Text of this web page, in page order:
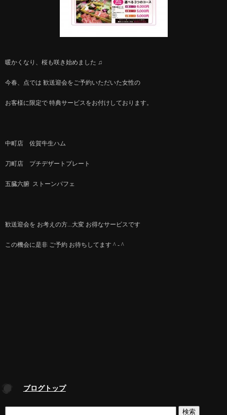
暖かくなり、桜も咲き始めました ♫
今春、点では 歓送迎会をご予約いただいた女性の
お客様に限定で 特典サービスをお付けしております。
中町店 佐賀牛生ハム
刀町店 プチデザートプレート
五臓六腑 ストーンパフェ
歓送迎会を お考えの方...大変 お得なサービスです
この機会に是非 ご予約 お待ちしてます ^ - ^
ブログトップ